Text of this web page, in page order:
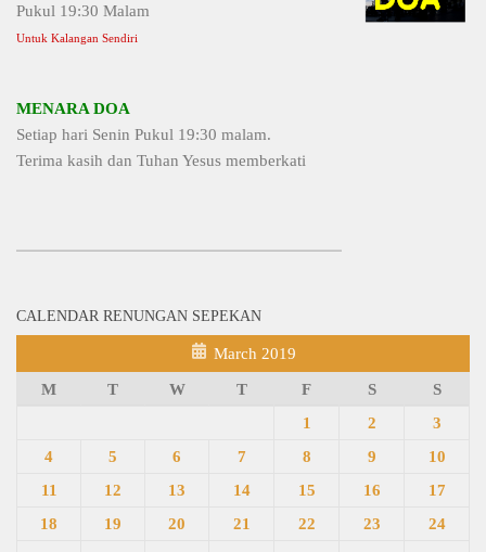
Pukul 19:30 Malam
Untuk Kalangan Sendiri
MENARA DOA
Setiap hari Senin Pukul 19:30 malam.
Terima kasih dan Tuhan Yesus memberkati
CALENDAR RENUNGAN SEPEKAN
March 2019
M T W T F S
S
1
2
3
4
5 6 7 8 9
10
11
12 13 14 15 16
17
18
19 20 21 22 23
24